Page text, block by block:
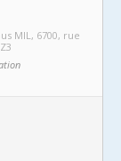
MIL, 6700, rue